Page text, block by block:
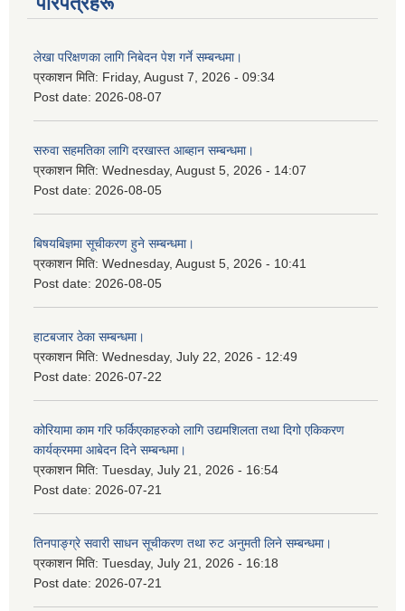
लेखा परिक्षणका लागि निबेदन पेश गर्ने सम्बन्धमा।
प्रकाशन मिति: Friday, August 7, 2026 - 09:34
Post date: 2026-08-07
सरुवा सहमतिका लागि दरखास्त आब्हान सम्बन्धमा।
प्रकाशन मिति: Wednesday, August 5, 2026 - 14:07
Post date: 2026-08-05
बिषयबिज्ञमा सूचीकरण हुने सम्बन्धमा।
प्रकाशन मिति: Wednesday, August 5, 2026 - 10:41
Post date: 2026-08-05
हाटबजार ठेका सम्बन्धमा।
प्रकाशन मिति: Wednesday, July 22, 2026 - 12:49
Post date: 2026-07-22
कोरियामा काम गरि फर्किएकाहरुको लागि उद्यमशिलता तथा दिगो एकिकरण
कार्यक्रममा आबेदन दिने सम्बन्धमा।
प्रकाशन मिति: Tuesday, July 21, 2026 - 16:54
Post date: 2026-07-21
तिनपाङ्ग्रे सवारी साधन सूचीकरण तथा रुट अनुमती लिने सम्बन्धमा।
प्रकाशन मिति: Tuesday, July 21, 2026 - 16:18
Post date: 2026-07-21